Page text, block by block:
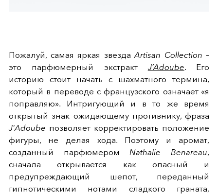
Пожалуй, самая яркая звезда Artisan Collection –
это парфюмерный экстракт J’Adoube. Его
историю стоит начать с шахматного термина,
который в переводе с французского означает «я
поправляю». Интригующий и в то же время
открытый знак ожидающему противнику, фраза
J'Adoube позволяет корректировать положение
фигуры, не делая хода. Поэтому и аромат,
созданный парфюмером Nathalie Benareau,
сначала открывается как опасный и
предупреждающий шепот, переданный
гипнотическими нотами сладкого граната,